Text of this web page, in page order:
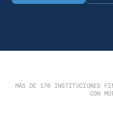
MÁS DE 170 INSTITUCIONES
CON